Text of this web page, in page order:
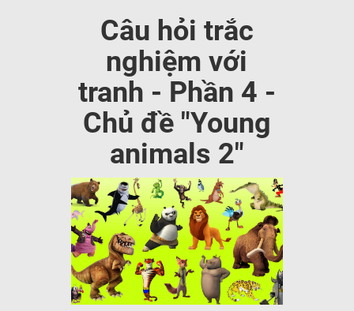
Câu hỏi trắc
nghiệm với
tranh - Phần 4 -
Chủ đề "Young
animals 2"